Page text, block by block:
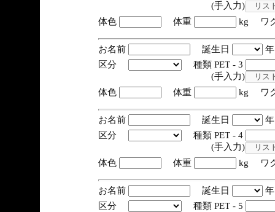
(手入力)
体色
体重 kg ワ
お名前 誕生日
区分
種類 PET - 3
(手入力)
体色
体重 kg ワ
お名前 誕生日
区分
種類 PET - 4
(手入力)
体色
体重 kg ワ
お名前 誕生日
区分
種類 PET - 5